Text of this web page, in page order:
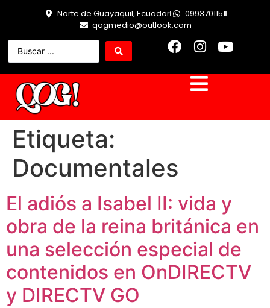
Norte de Guayaquil, Ecuador
0993701151
qogmedio@outlook.com
Etiqueta:
Documentales
El adiós a Isabel II: vida y
obra de la reina británica en
una selección especial de
contenidos en OnDIRECTV
y DIRECTV GO